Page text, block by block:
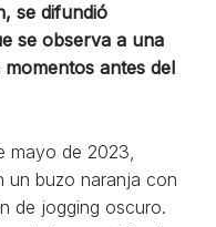
se difundió
se observa a una
antes del
mayo de 2023,
un buzo naranja con
de jogging oscuro.